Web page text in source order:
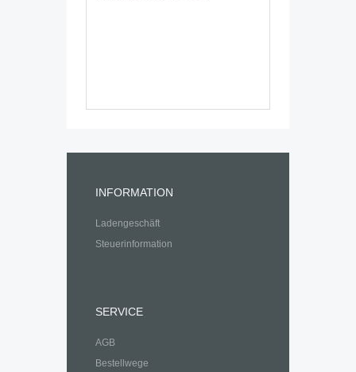
INFORMATION
Ladengeschäft
Steuerinformation
SERVICE
AGB
Bestellwege